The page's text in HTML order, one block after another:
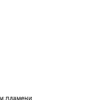
пламени